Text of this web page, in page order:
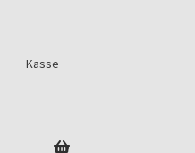
Kasse